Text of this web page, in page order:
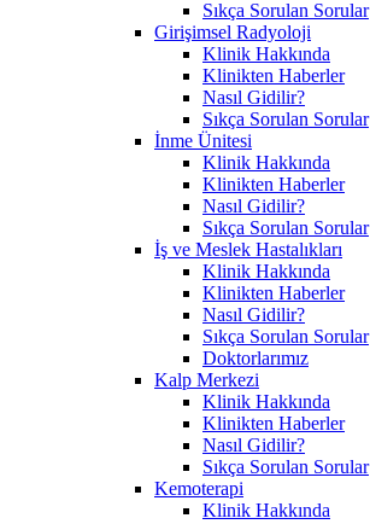
Sıkça Sorulan Sorular
Girişimsel Radyoloji
Klinik Hakkında
Klinikten Haberler
Nasıl Gidilir?
Sıkça Sorulan Sorular
İnme Ünitesi
Klinik Hakkında
Klinikten Haberler
Nasıl Gidilir?
Sıkça Sorulan Sorular
İş ve Meslek Hastalıkları
Klinik Hakkında
Klinikten Haberler
Nasıl Gidilir?
Sıkça Sorulan Sorular
Doktorlarımız
Kalp Merkezi
Klinik Hakkında
Klinikten Haberler
Nasıl Gidilir?
Sıkça Sorulan Sorular
Kemoterapi
Klinik Hakkında